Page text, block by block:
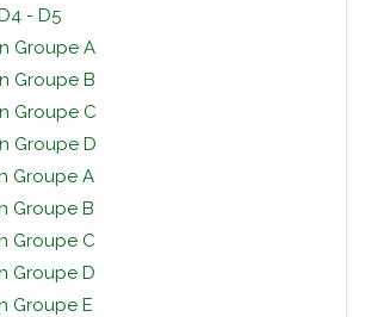
- D5
Groupe A
Groupe B
Groupe C
Groupe D
Groupe A
Groupe B
Groupe C
Groupe D
Groupe E